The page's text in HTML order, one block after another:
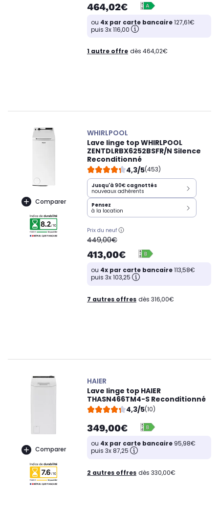
464,02€
ou 4x par carte bancaire127,61€
puis 3x 116,00
1 autre offre dès 464,02€
Comparer
WHIRLPOOL
Lave linge top WHIRLPOOL
ZENTDLRBX6252BSFR/N Silence
Reconditionné
4,3/5(453)
Jusqu'à 90€ cagnottés
nouveaux adhérents
Pensez
à la location
Prix du neuf
oldPrice
449,00€
413,00€
ou 4x par carte bancaire113,58€
puis 3x 103,25
7 autres offres dès 316,00€
Comparer
HAIER
Lave linge top HAIER
THASN466TM4-S Reconditionné
4,3/5(10)
349,00€
ou 4x par carte bancaire 95,98€
puis 3x 87,25
2 autres offres dès 330,00€